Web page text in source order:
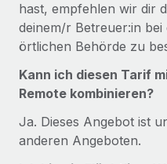
hast, empfehlen wir dir
deinem/r Betreuer:in
örtlichen Behörde zu
Kann ich diesen Tarif
Remote kombinieren?
Ja. Dieses Angebot ist
anderen Angeboten.